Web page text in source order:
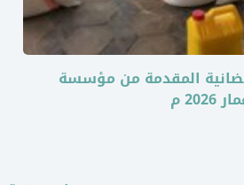
المقدمة من مؤسسة
م